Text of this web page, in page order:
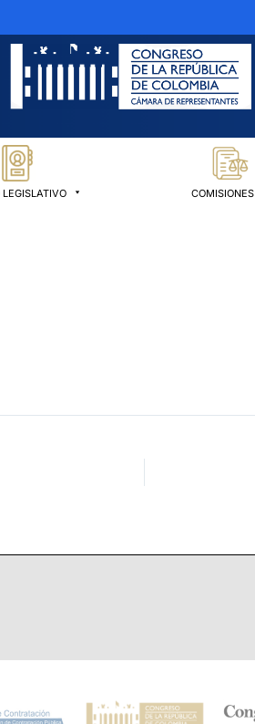
LEGISLATIVO COMISIONES